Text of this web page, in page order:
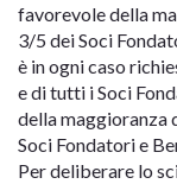
favorevole della
3/5 dei Soci
è in ogni caso
e di tutti i Soci
della maggioranza
Soci Fondatori e
Per deliberare lo